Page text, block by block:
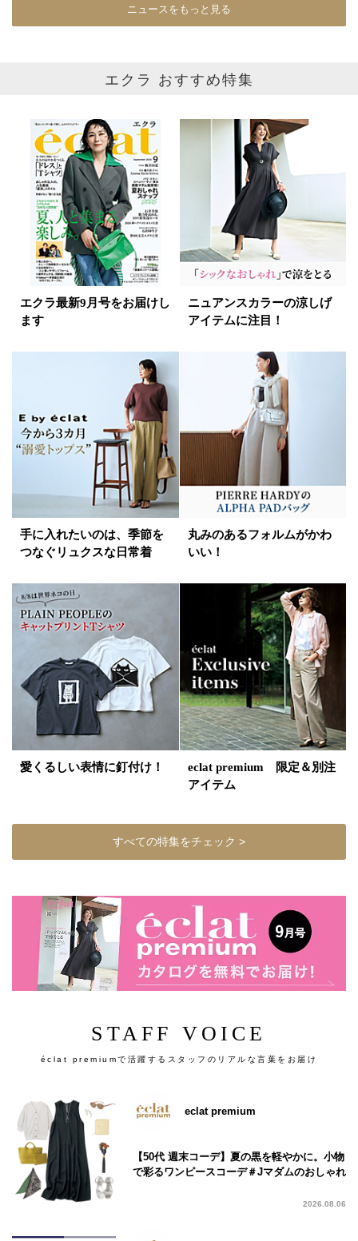
ベージュ ブラウン オレンジ
イエロー レッド ピンク
パープル グリーン ブルー
ゴールド シルバー マルチ
ニュースをもっと見る
エクラ おすすめ特集
エクラ最新9月号をお届けし
ます
ニュアンスカラーの涼しげ
アイテムに注目！
手に入れたいのは、季節を
つなぐリュクスな日常着
丸みのあるフォルムがかわ
いい！
愛くるしい表情に釘付け！
eclat premium 限定＆別注
アイテム
すべての特集をチェック >
STAFF VOICE
éclat premiumで活躍するスタッフのリアルな言葉をお届け
eclat premium
【50代 週末コーデ】夏の黒を軽やかに。小物
で彩るワンピースコーデ＃Jマダムのおしゃれ
2026.08.06